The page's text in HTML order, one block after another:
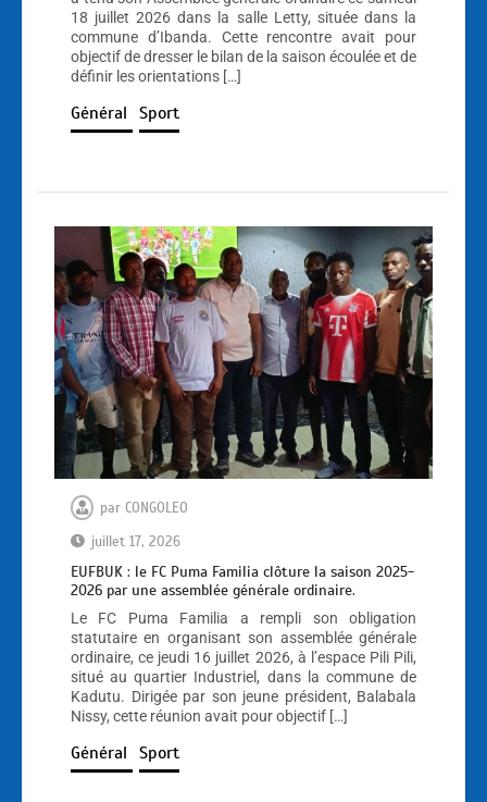
18 juillet 2026 dans la salle Letty, située dans la
commune d’Ibanda. Cette rencontre avait pour
objectif de dresser le bilan de la saison écoulée et de
définir les orientations […]
Général Sport
par CONGOLEO
juillet 17, 2026
EUFBUK : le FC Puma Familia clôture la saison 2025-
2026 par une assemblée générale ordinaire.
Le FC Puma Familia a rempli son obligation
statutaire en organisant son assemblée générale
ordinaire, ce jeudi 16 juillet 2026, à l’espace Pili Pili,
situé au quartier Industriel, dans la commune de
Kadutu. Dirigée par son jeune président, Balabala
Nissy, cette réunion avait pour objectif […]
Général Sport